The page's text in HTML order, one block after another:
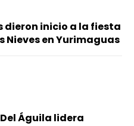
dieron inicio a la fiesta
Nieves en Yurimaguas
Águila lidera